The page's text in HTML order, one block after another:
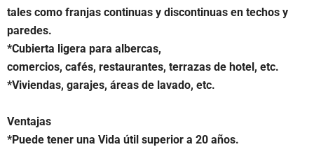
tales como franjas continuas y discontinuas en techos y
paredes.
*Cubierta ligera para albercas,
comercios, cafés, restaurantes, terrazas de hotel, etc.
*Viviendas, garajes, áreas de lavado, etc.
Ventajas
*Puede tener una Vida útil superior a 20 años.